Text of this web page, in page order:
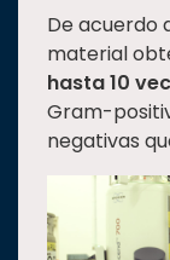
De acuerdo
material
hasta 10
Gram-
negativas